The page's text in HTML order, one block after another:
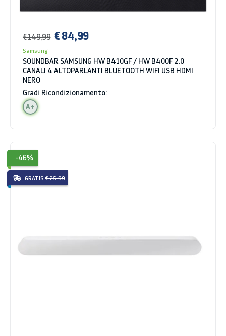
€ 149,99 € 84,99
Samsung
SOUNDBAR SAMSUNG HW B410GF / HW B400F 2.0
CANALI 4 ALTOPARLANTI BLUETOOTH WIFI USB HDMI
NERO
Gradi Ricondizionamento:
A+
-46%
GRATIS € 25.99